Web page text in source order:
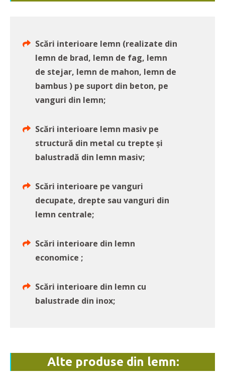
Scări interioare lemn (realizate din
lemn de brad, lemn de fag, lemn
de stejar, lemn de mahon, lemn de
bambus ) pe suport din beton, pe
vanguri din lemn;
Scări interioare lemn masiv pe
structură din metal cu trepte și
balustradă din lemn masiv;
Scări interioare pe vanguri
decupate, drepte sau vanguri din
lemn centrale;
Scări interioare din lemn
economice ;
Scări interioare din lemn cu
balustrade din inox;
Alte produse din lemn: